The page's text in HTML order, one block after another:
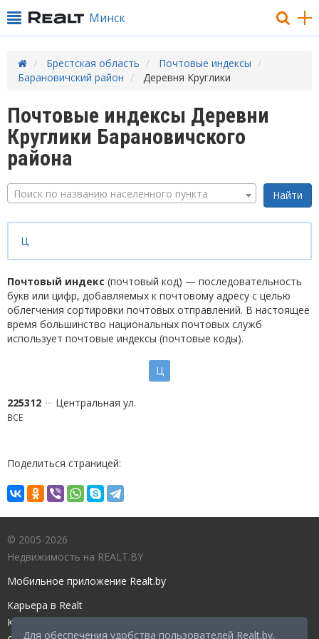
Для обеспечения удобства пользователей Realt.by,
Минск
Брестская область
Почтовые индексы
Барановичский район
Деревня Круглики
Почтовые индексы Деревни
Круглики Барановичского
района
Поиск по названию населенного пункта
Ц
Почтовый индекс (почтовый код) — последовательность
букв или цифр, добавляемых к почтовому адресу с целью
облегчения сортировки почтовых отправлений. В настоящее
время большинство национальных почтовых служб
использует почтовые индексы (почтовые коды).
Ц
225312 Центральная ул.
ВСЕ
Поделиться страницей:
© 2005-2026
Недвижимость на REALT.BY
Мобильное приложение Realt.by
Карьера в Realt
Контакты редакции